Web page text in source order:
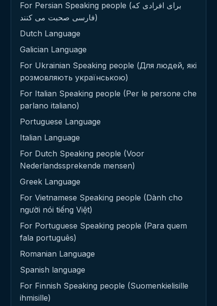
For Persian Speaking people (برای افرادی که
فارسی صحبت می کنند)
Dutch Language
Galician Language
For Ukrainian Speaking people (Для людей, які
розмовляють українською)
For Italian Speaking people (Per le persone che
parlano italiano)
Portuguese Language
Italian Language
For Dutch Speaking people (Voor
Nederlandssprekende mensen)
Greek Language
For Vietnamese Speaking people (Dành cho
người nói tiếng Việt)
For Portuguese Speaking people (Para quem
fala português)
Romanian Language
Spanish language
For Finnish Speaking people (Suomenkielisille
ihmisille)